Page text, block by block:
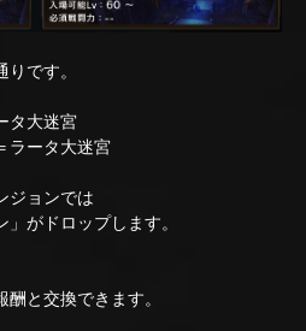
です。
タ大迷宮
ラータ大迷宮
ジョンでは
がドロップします。
と交換できます。